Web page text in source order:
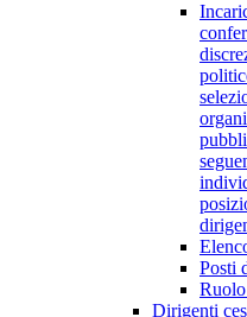
Posti
Dirigenti